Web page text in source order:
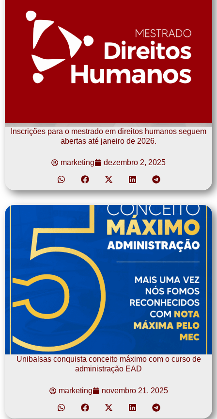
Inscrições para o mestrado em direitos humanos seguem
abertas até janeiro de 2026.
marketing dezembro 2, 2025
Unibalsas conquista conceito máximo com o curso de
administração EAD
marketing novembro 21, 2025